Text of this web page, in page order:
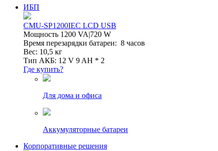
ИБП
CMU-SP1200IEC LCD USB
Мощность 1200 VA|720 W
Время перезарядки батареи: 8 часов
Вес: 10,5 кг
Тип АКБ: 12 V 9 AH * 2
Где купить?
Для дома и офиса
Аккумуляторные батареи
Корпоративные решения